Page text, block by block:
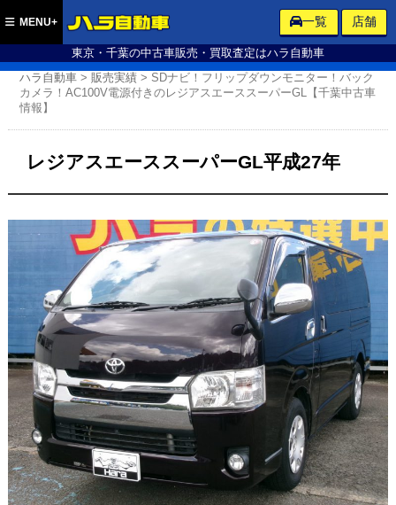
東京・千葉の中古車販売・買取査定はハラ自動車
MENU+ 一覧 店舗
ハラ自動車 >販売実績 > SDナビ！フリップダウンモニター！バック
カメラ！AC100V電源付きのレジアスエーススーパーGL【千葉中古車
情報】
レジアスエーススーパーGL平成27年